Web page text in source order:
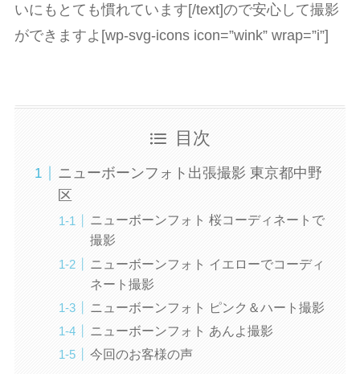
いにもとても慣れています[/text]ので安心して撮影
ができますよ[wp-svg-icons icon=”wink” wrap=”i”]
目次
ニューボーンフォト出張撮影 東京都中野
区
ニューボーンフォト 桜コーディネートで
撮影
ニューボーンフォト イエローでコーディ
ネート撮影
ニューボーンフォト ピンク＆ハート撮影
ニューボーンフォト あんよ撮影
今回のお客様の声